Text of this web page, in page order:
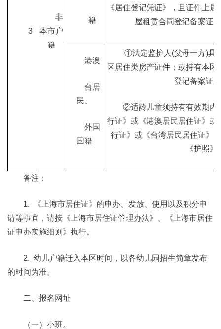
3
非
本市户
籍
籍
《居住登记凭证》，且证件上
屋租赁合同登记备案证
港澳
台居
民、
外国
国籍
①法定监护人(父母一方)具
区居住类房产证件；或持有本
登记备案证
②适龄儿童须持有有效期内
行证》或《港澳居民居住证》或
行证》或《台湾居民居住证》
《护照》
备注：
1. 《上海市居住证》的申办、发放、使用以及积分申
请等事宜，请按《上海市居住证管理办法》、《上海市居住
证申办实施细则》执行。
2. 幼儿户籍迁入本区时间，以各幼儿园招生简章发布
的时间为准。
二、报名网址
（一）小班。